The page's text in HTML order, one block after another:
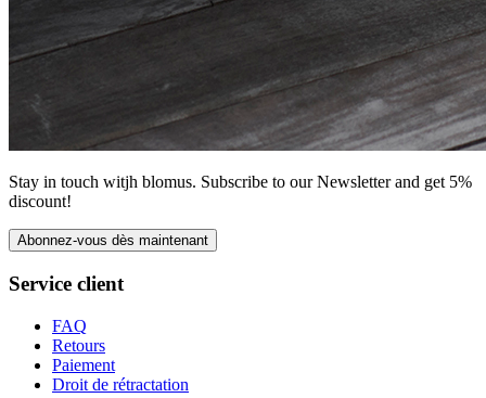
Stay in touch witjh blomus. Subscribe to our Newsletter and get 5%
discount!
Abonnez-vous dès maintenant
Service client
FAQ
Retours
Paiement
Droit de rétractation